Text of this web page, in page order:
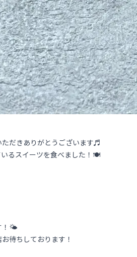
だきありがとうございます♬
るスイーツを食べました！🍽
！🌤
待ちしております！